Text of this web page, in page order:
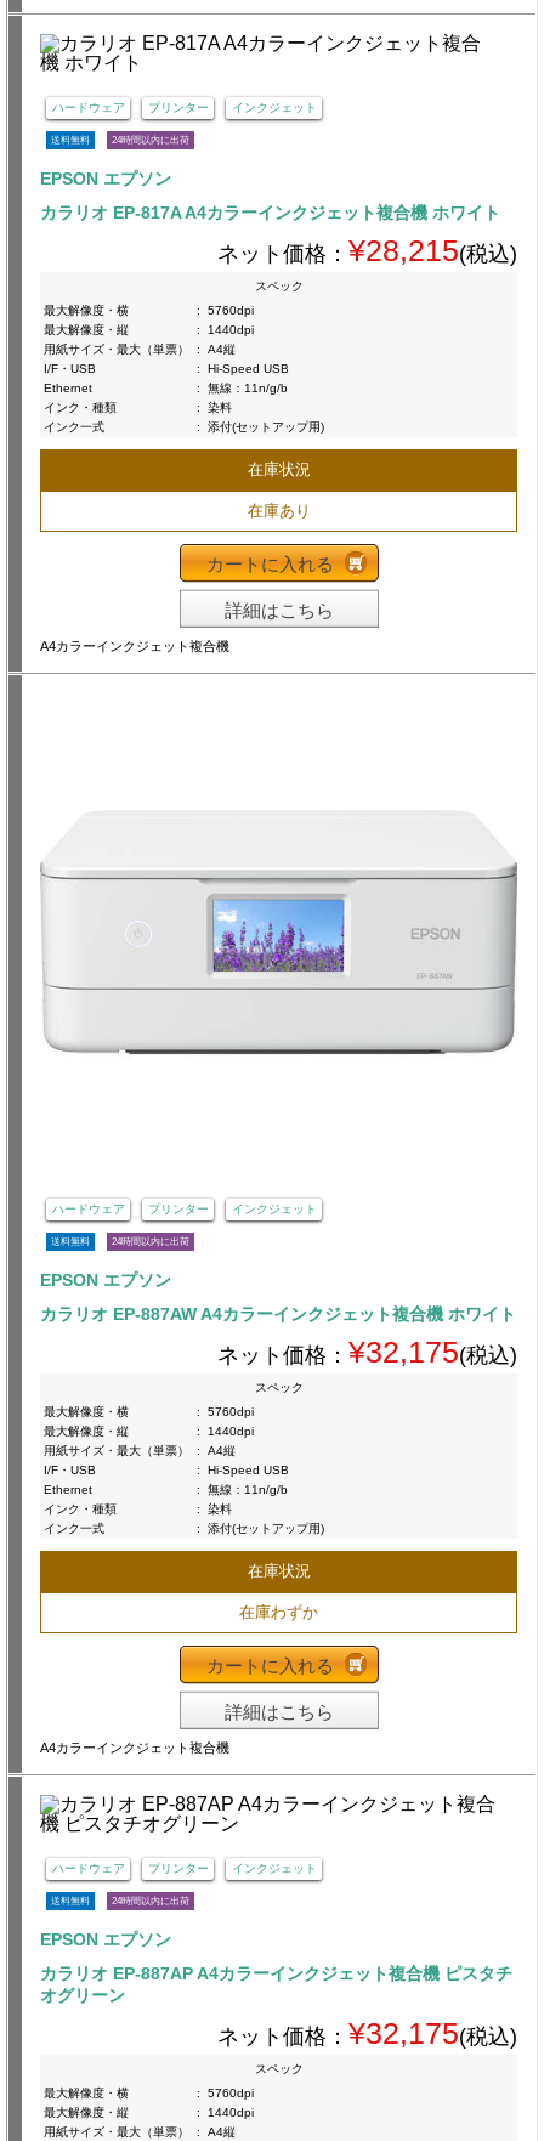
ハードウェア プリンター インクジェット
送料無料 24時間以内に出荷
EPSON エプソン
カラリオ EP-817A A4カラーインクジェット複合機 ホワイト
ネット価格： ¥28,215(税込)
スペック
最大解像度・横
:
5760dpi
最大解像度・縦
:
1440dpi
用紙サイズ・最大（単票）
:
A4縦
I/F・USB
:
Hi-Speed USB
Ethernet
:
無線：11n/g/b
インク・種類
:
染料
インク一式
: 添付(セットアップ用)
在庫状況
在庫あり
カートに入れる
詳細はこちら
A4カラーインクジェット複合機
ハードウェア プリンター インクジェット
送料無料 24時間以内に出荷
EPSON エプソン
カラリオ EP-887AW A4カラーインクジェット複合機 ホワイト
ネット価格： ¥32,175(税込)
スペック
最大解像度・横
:
5760dpi
最大解像度・縦
:
1440dpi
用紙サイズ・最大（単票）
:
A4縦
I/F・USB
:
Hi-Speed USB
Ethernet
:
無線：11n/g/b
インク・種類
:
染料
インク一式
: 添付(セットアップ用)
在庫状況
在庫わずか
カートに入れる
詳細はこちら
A4カラーインクジェット複合機
ハードウェア プリンター インクジェット
送料無料 24時間以内に出荷
EPSON エプソン
カラリオ EP-887AP A4カラーインクジェット複合機 ピスタチ
オグリーン
ネット価格： ¥32,175(税込)
スペック
最大解像度・横
:
5760dpi
最大解像度・縦
:
1440dpi
用紙サイズ・最大（単票）
:
A4縦